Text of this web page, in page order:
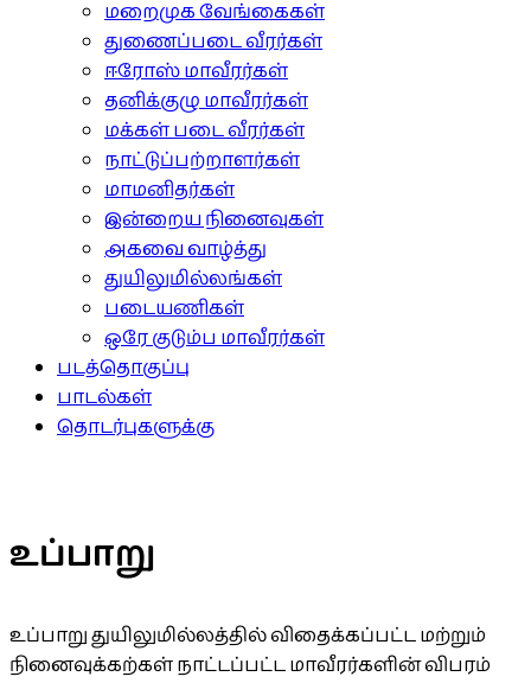
மறைமுக வேங்கைகள்
துணைப்படை வீரர்கள்
ஈரோஸ் மாவீரர்கள்
தனிக்குழு மாவீரர்கள்
மக்கள் படை வீரர்கள்
நாட்டுப்பற்றாளர்கள்
மாமனிதர்கள்
இன்றைய நினைவுகள்
அகவை வாழ்த்து
துயிலுமில்லங்கள்
படையணிகள்
ஒரே குடும்ப மாவீரர்கள்
படத்தொகுப்பு
பாடல்கள்
தொடர்புகளுக்கு
உப்பாறு
உப்பாறு துயிலுமில்லத்தில் விதைக்கப்பட்ட மற்றும்
நினைவுக்கற்கள் நாட்டப்பட்ட மாவீரர்களின் விபரம்